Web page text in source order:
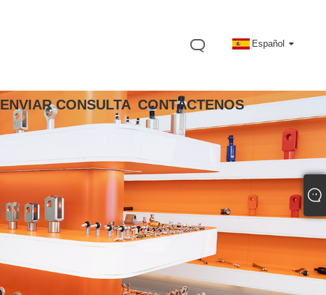
Español
ENVIAR CONSULTA CONTÁCTENOS